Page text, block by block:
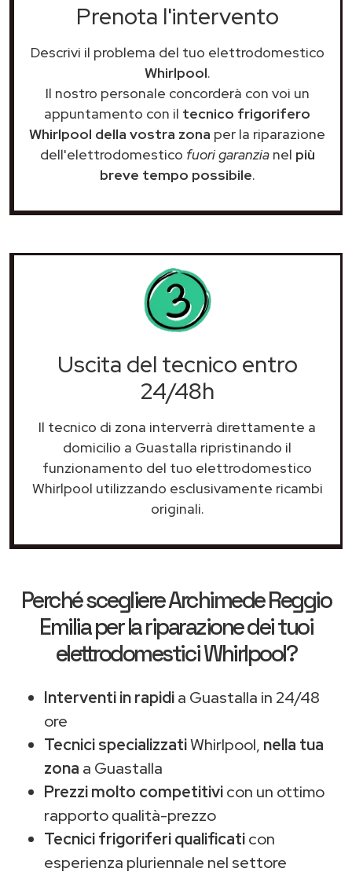
Prenota l'intervento
Descrivi il problema del tuo elettrodomestico
Whirlpool.
Il nostro personale concorderà con voi un
appuntamento con il tecnico frigorifero
Whirlpool della vostra zona per la riparazione
dell'elettrodomestico fuori garanzianel più
breve tempo possibile.
Uscita del tecnico entro
24/48h
Il tecnico di zona interverrà direttamente a
domicilio a Guastalla ripristinando il
funzionamento del tuo elettrodomestico
Whirlpool utilizzando esclusivamente ricambi
originali.
Perché scegliereArchimede Reggio
Emiliaper la riparazione dei tuoi
elettrodomestici Whirlpool?
Interventi in rapidia Guastalla in 24/48
ore
Tecnici specializzatiWhirlpool, nella tua
zona a Guastalla
Prezzi molto competitivicon un ottimo
rapporto qualità-prezzo
Tecnici frigoriferi qualificaticon
esperienza pluriennale nel settore